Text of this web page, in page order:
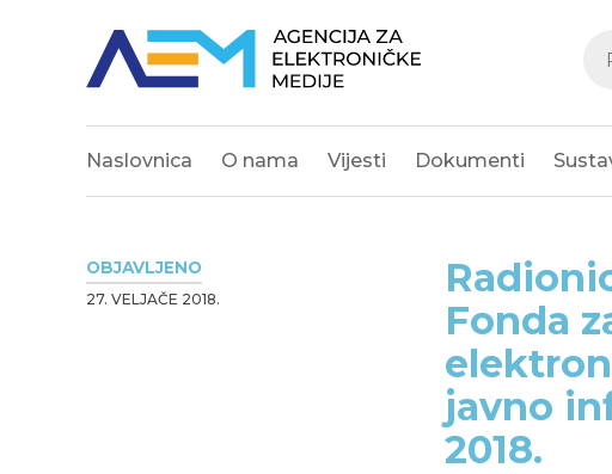
Naslovnica O nama Vijesti Dokumenti
OBJAVLJENO
27. VELJAČE 2018.
Fonda
javno
2018.